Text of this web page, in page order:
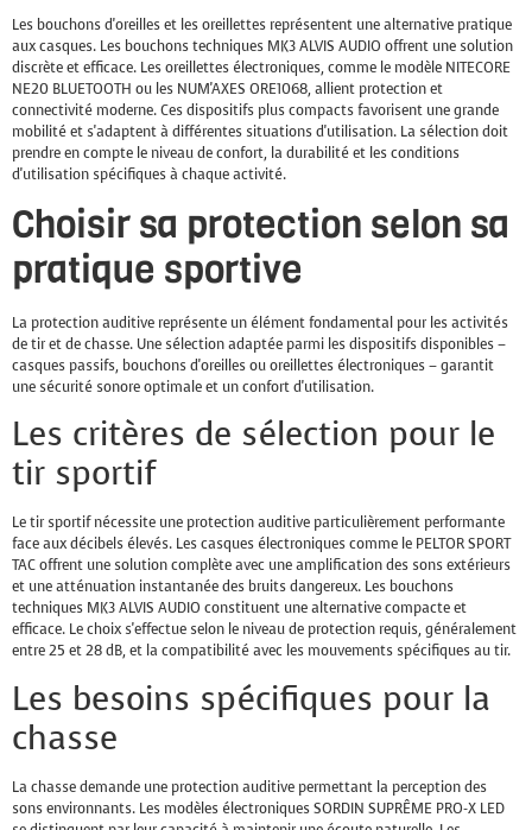
Les bouchons d'oreilles et les oreillettes représentent une alternative pratique
aux casques. Les bouchons techniques MK3 ALVIS AUDIO offrent une solution
discrète et efficace. Les oreillettes électroniques, comme le modèle NITECORE
NE20 BLUETOOTH ou les NUM'AXES ORE1068, allient protection et
connectivité moderne. Ces dispositifs plus compacts favorisent une grande
mobilité et s'adaptent à différentes situations d'utilisation. La sélection doit
prendre en compte le niveau de confort, la durabilité et les conditions
d'utilisation spécifiques à chaque activité.
Choisir sa protection selon sa
pratique sportive
La protection auditive représente un élément fondamental pour les activités
de tir et de chasse. Une sélection adaptée parmi les dispositifs disponibles –
casques passifs, bouchons d'oreilles ou oreillettes électroniques – garantit
une sécurité sonore optimale et un confort d'utilisation.
Les critères de sélection pour le
tir sportif
Le tir sportif nécessite une protection auditive particulièrement performante
face aux décibels élevés. Les casques électroniques comme le PELTOR SPORT
TAC offrent une solution complète avec une amplification des sons extérieurs
et une atténuation instantanée des bruits dangereux. Les bouchons
techniques MK3 ALVIS AUDIO constituent une alternative compacte et
efficace. Le choix s'effectue selon le niveau de protection requis, généralement
entre 25 et 28 dB, et la compatibilité avec les mouvements spécifiques au tir.
Les besoins spécifiques pour la
chasse
La chasse demande une protection auditive permettant la perception des
sons environnants. Les modèles électroniques SORDIN SUPRÊME PRO-X LED